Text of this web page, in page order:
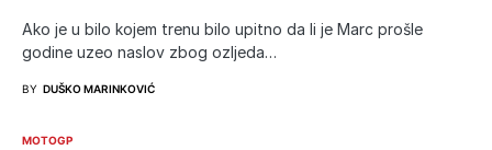
Ako je u bilo kojem trenu bilo upitno da li je Marc prošle
godine uzeo naslov zbog ozljeda…
BY DUŠKO MARINKOVIĆ
MOTOGP